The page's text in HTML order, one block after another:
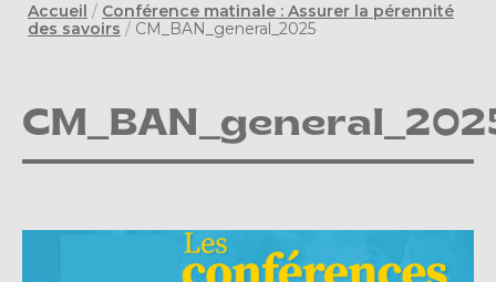
Accueil / Conférence matinale : Assurer la pérennité
des savoirs / CM_BAN_general_2025